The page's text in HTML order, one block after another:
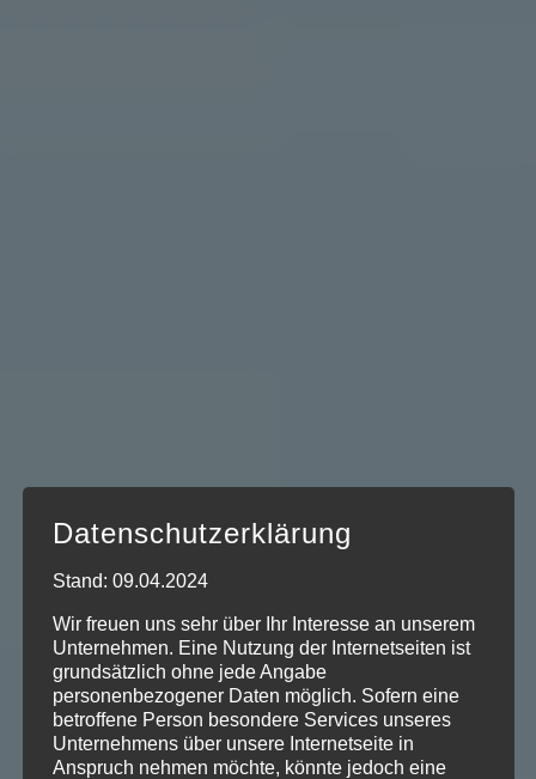
Datenschutzerklärung
Stand: 09.04.2024
Wir freuen uns sehr über Ihr Interesse an unserem
Unternehmen. Eine Nutzung der Internetseiten ist
grundsätzlich ohne jede Angabe
personenbezogener Daten möglich. Sofern eine
betroffene Person besondere Services unseres
Unternehmens über unsere Internetseite in
Anspruch nehmen möchte, könnte jedoch eine